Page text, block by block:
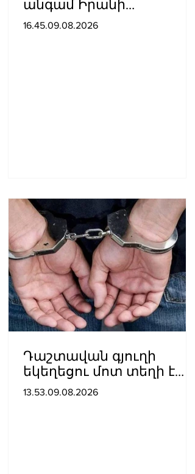
անգամ Իրանի
գերագույն առաջնորդի
16.45.09.08.2026
Դաշտավան գյուղի
եկեղեցու մոտ տեղի է
ունեցել ծեծկռտուք՝
13.53.09.08.2026